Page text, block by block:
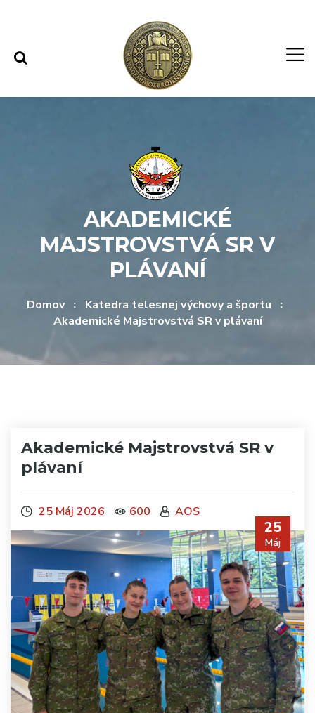
AKADEMICKÉ
MAJSTROVSTVÁ SR V
PLÁVANÍ
Domov
Katedra telesnej výchovy a športu
Akademické Majstrovstvá SR v plávaní
Akademické Majstrovstvá SR v
plávaní
25 Máj 2026 600 AOS
25
Máj